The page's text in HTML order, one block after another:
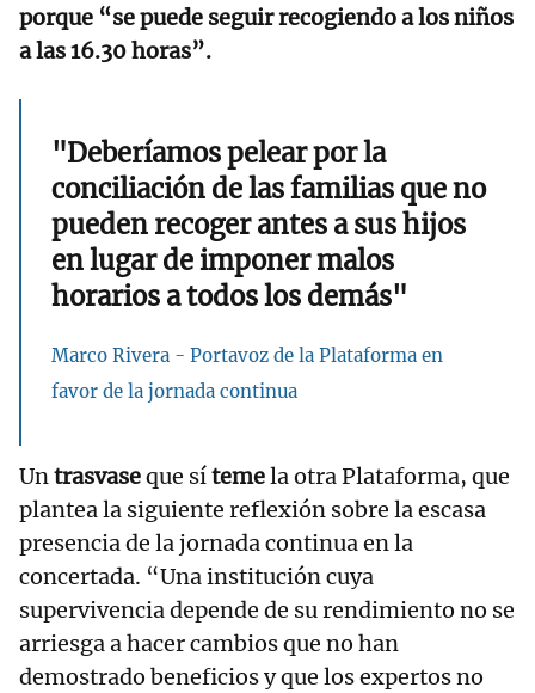
porque “se puede seguir recogiendo a los niños
a las 16.30 horas”.
"Deberíamos pelear por la
conciliación de las familias que no
pueden recoger antes a sus hijos
en lugar de imponer malos
horarios a todos los demás"
Marco Rivera - Portavoz de la Plataforma en
favor de la jornada continua
Untrasvaseque sítemela otra Plataforma, que
plantea la siguiente reflexión sobre la escasa
presencia de la jornada continua en la
concertada. “Una institución cuya
supervivencia depende de su rendimiento no se
arriesga a hacer cambios que no han
demostrado beneficios y que los expertos no